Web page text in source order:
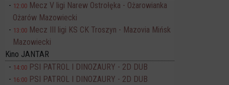
12:00 Mecz V ligi Narew Ostrołęka - Ożarowianka
Ożarów Mazowiecki
13:00 Mecz III ligi KS CK Troszyn - Mazovia Mińsk
Mazowiecki
Kino JANTAR
14:00 PSI PATROL I DINOZAURY - 2D DUB
16:00 PSI PATROL I DINOZAURY - 2D DUB